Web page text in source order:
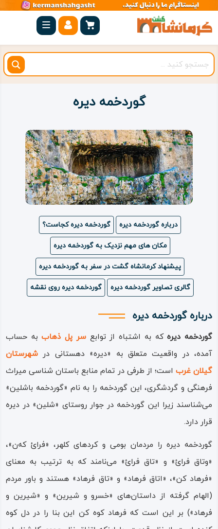
صفحه
اصلی
کرمانشاه
شهرستان
روستاهای
اقامتگاه
گوردخمه دیره
درباره گوردخمه دیره گوردخمه دیره کجاست؟
مکان های مهم نزدیک به گوردخمه دیره
پیشنهاد کرمانشاه گشت در سفر به گوردخمه دیره
گالری تصاویر گوردخمه دیره گوردخمه دیره روی نقشه
درباره گوردخمه دیره
گوردخمه دیرهکه به اشتباه از توابعسر پل ‌ذهاببه حساب
آمده، در واقعیت متعلق به «دیره» دهستانی در شهرستان
گیلان ‌غرب است؛ از طرفی در تمام منابع باستان شناسی میراث
فرهنگی و گردشگری، این گوردخمه را به نام «گوردخمه باشلین»
می‌شناسند زیرا این گوردخمه در جوار روستای «شلین» در دیره
قرار دارد.
گوردخمه دیره را مردمان بومی و کردهای کلهر، «فرائ‌ که‌ن»،
«وتاق فرائ» و «تاق فرائ» می‌نامند که به ترتیب به معنای
«فرهاد کن»، «اتاق فرهاد» و «تاق فرهاد» هستند و باور مردم
(الهام گرفته از داستان‌های «خسرو و شیرین» و «شیرین‌ و
فرهاد») بر این است که فرهاد کوه کن این بنا را در دل کوه